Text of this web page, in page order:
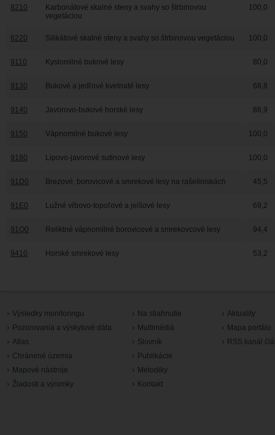
8210
Karbonátové skalné steny a svahy so štrbinovou
vegetáciou
100,0
8220 Silikátové skalné steny a svahy so štrbinovou vegetáciou 100,0
9110 Kyslomilné bukové lesy 80,0
9130 Bukové a jedľové kvetnaté lesy 68,8
9140 Javorovo-bukové horské lesy 88,9
9150 Vápnomilné bukové lesy 100,0
9180 Lipovo-javorové sutinové lesy 100,0
91D0 Brezové, borovicové a smrekové lesy na rašeliniskách 45,5
91E0 Lužné vŕbovo-topoľové a jelšové lesy 69,2
91Q0 Reliktné vápnomilné borovicové a smrekovcové lesy 94,4
9410 Horské smrekové lesy 53,2
Výsledky monitoringu
Pozorovania a výskytové dáta
Atlas
Chránené územia
Mapové nástroje
Žiadosti a výnimky
Na stiahnutie
Multimédiá
Slovník
Publikácie
Metodiky
Kontakt
Aktuality
Mapa portálu
RSS kanál